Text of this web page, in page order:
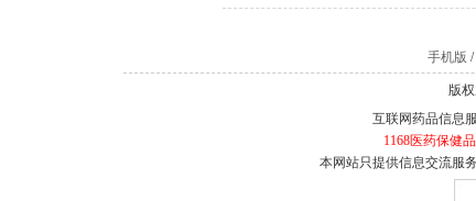
手机版 /
版
互联网药品信息
1168医药保健
本网站只提供信息交流服